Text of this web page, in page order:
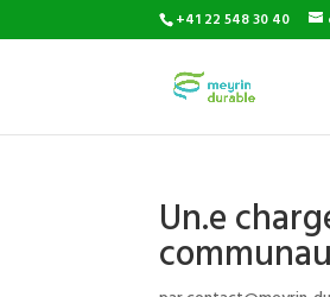
+41 22 548 30 40
Un.e